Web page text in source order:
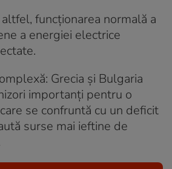
funcționarea normală a
a energiei electrice
Grecia și Bulgaria
importanți pentru o
se confruntă cu un deficit
surse mai ieftine de